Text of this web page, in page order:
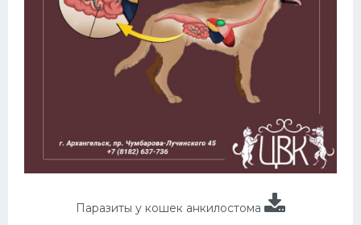
Паразиты у кошек анкилостома